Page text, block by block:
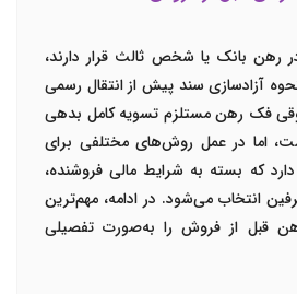
رهن بانک یا شخص ثالث قرار دارند،
آزادسازی سند پیش از انتقال رسمی
فک رهن مستلزم تسویه کامل بدهی
اما در عمل روش‌های مختلفی برای
که بسته به شرایط مالی فروشنده،
انتخاب می‌شود. در ادامه، مهم‌ترین
قبل از فروش را به‌صورت تفصیلی